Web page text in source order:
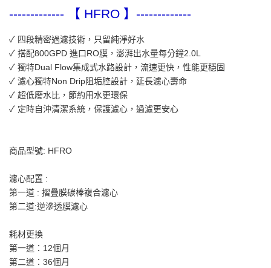
------------- 【 HFRO 】-------------
✓ 四段精密過濾技術，只留純淨好水
✓ 搭配800GPD 進口RO膜，澎湃出水量每分鐘2.0L
✓ 獨特Dual Flow集成式水路設計，流速更快，性能更穩固
✓ 濾心獨特Non Drip阻垢腔設計，延長濾心壽命
✓ 超低廢水比，節約用水更環保
✓ 定時自沖清潔系統，保護濾心，過濾更安心
商品型號: HFRO
濾心配置 :
第一道 : 摺疊膜碳棒複合濾心
第二道:逆滲透膜濾心
耗材更換
第一道：12個月
第二道：36個月